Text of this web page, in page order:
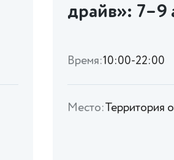
драйв»: 7–9
Время:10:00-22:00
Место:Территория